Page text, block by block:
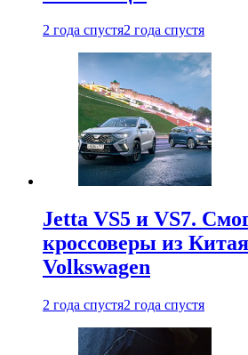
2 года спустя2 года спустя
Jetta VS5 и VS7.
кроссоверы из
Volkswagen
2 года спустя2 года спустя